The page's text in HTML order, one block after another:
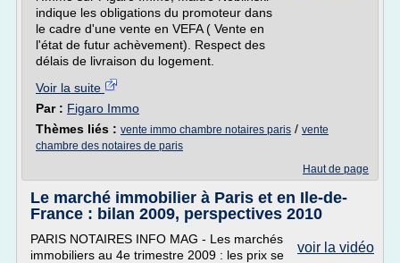
indique les obligations du promoteur dans
le cadre d'une vente en VEFA ( Vente en
l'état de futur achèvement). Respect des
délais de livraison du logement.
Voir la suite
Par : Figaro Immo
Thèmes liés : vente immo chambre notaires paris / vente
chambre des notaires de paris
Haut de page
Le marché immobilier à Paris et en Ile-de-
France : bilan 2009, perspectives 2010
voir la vidéo
PARIS NOTAIRES INFO MAG - Les marchés
immobiliers au 4e trimestre 2009 : les prix se